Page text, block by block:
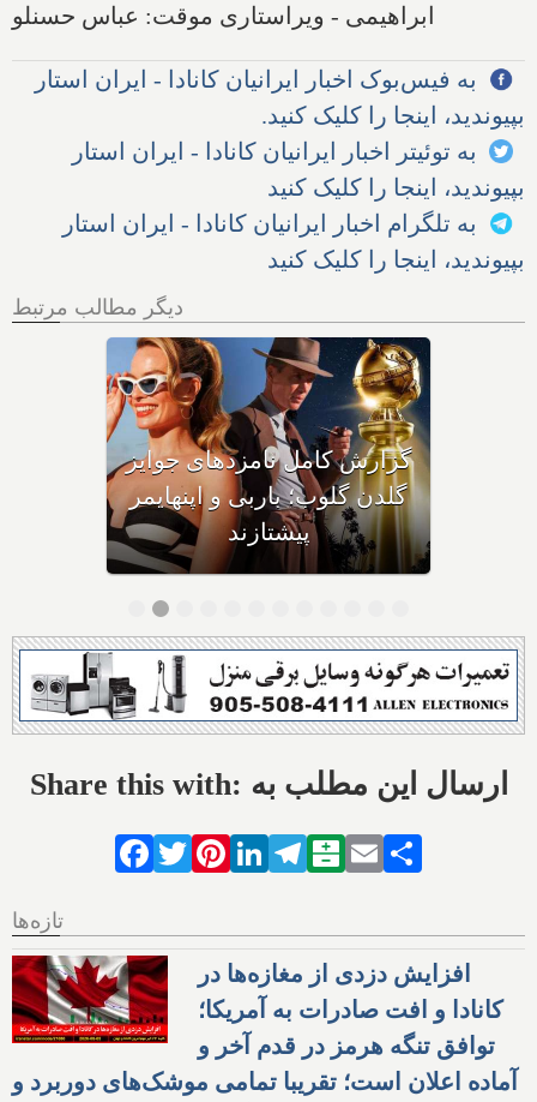
ابراهیمی - ویراستاری موقت: عباس حسنلو
به فیس‌بوک اخبار ایرانیان کانادا - ایران استار
بپیوندید، اینجا را کلیک کنید.
به توئیتر اخبار ایرانیان کانادا - ایران استار
بپیوندید، اینجا را کلیک کنید
به تلگرام اخبار ایرانیان کانادا - ایران استار
بپیوندید، اینجا را کلیک کنید
دیگر مطالب مرتبط
فیلم سینمایی نسخه پرشین
بیش از صد دقیقه تماشاگرانش
را با خنده و گریه و خاطره‌ای
زیبا بدرقه می‌کند
Share this with: ارسال این مطلب به
Facebook
TwitterPinterestLinkedIn
Telegram
Balatarin
Email
تازه‌ها
افزایش دزدی از مغازه‌ها در
کانادا و افت صادرات به آمریکا؛
توافق تنگه هرمز در قدم آخر و
آماده اعلان است؛ تقریبا تمامی موشک‌های دوربرد و